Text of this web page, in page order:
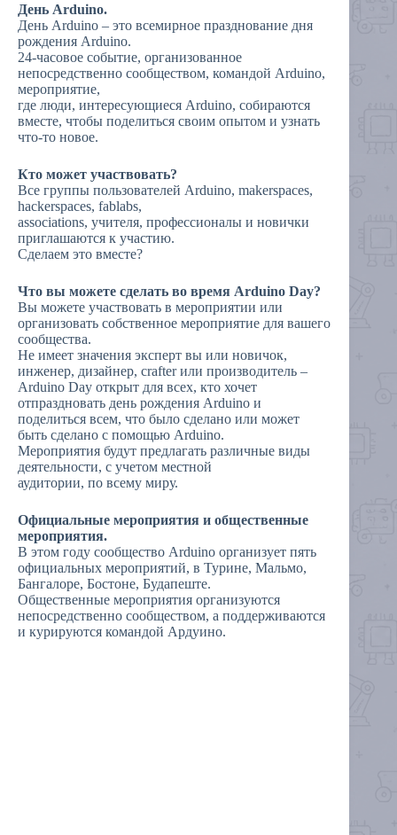
День Arduino.
День Arduino – это всемирное празднование дня
рождения Arduino.
24-часовое событие, организованное
непосредственно сообществом, командой Arduino,
мероприятие,
где люди, интересующиеся Arduino, собираются
вместе, чтобы поделиться своим опытом и узнать
что-то новое.
Кто может участвовать?
Все группы пользователей Arduino, makerspaces,
hackerspaces, fablabs,
associations, учителя, профессионалы и новички
приглашаются к участию.
Сделаем это вместе?
Что вы можете сделать во время Arduino Day?
Вы можете участвовать в мероприятии или
организовать собственное мероприятие для вашего
сообщества.
Не имеет значения эксперт вы или новичок,
инженер, дизайнер, crafter или производитель –
Arduino Day открыт для всех, кто хочет
отпраздновать день рождения Arduino и
поделиться всем, что было сделано или может
быть сделано с помощью Arduino.
Мероприятия будут предлагать различные виды
деятельности, с учетом местной
аудитории, по всему миру.
Официальные мероприятия и общественные
мероприятия.
В этом году сообщество Arduino организует пять
официальных мероприятий, в Турине, Мальмо,
Бангалоре, Бостоне, Будапеште.
Общественные мероприятия организуются
непосредственно сообществом, а поддерживаются
и курируются командой Ардуино.